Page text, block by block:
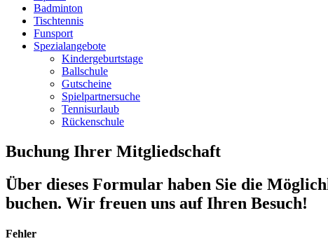
Badminton
Tischtennis
Funsport
Spezialangebote
Kindergeburtstage
Ballschule
Gutscheine
Spielpartnersuche
Tennisurlaub
Rückenschule
Buchung Ihrer Mitgliedschaft
Über dieses Formular haben Sie die
buchen. Wir freuen uns auf Ihren Besuch!
Fehler